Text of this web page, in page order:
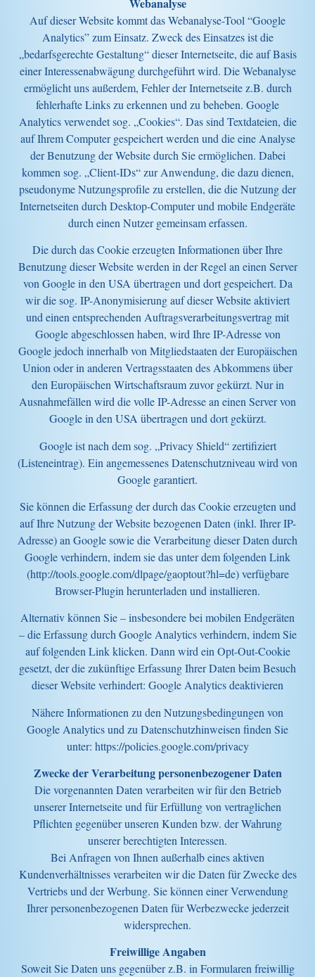
Auf dieser Website kommt das Webanalyse-Tool “Google
Analytics” zum Einsatz. Zweck des Einsatzes ist die
„bedarfsgerechte Gestaltung“ dieser Internetseite, die auf Basis
einer Interessenabwägung durchgeführt wird. Die Webanalyse
ermöglicht uns außerdem, Fehler der Internetseite z.B. durch
fehlerhafte Links zu erkennen und zu beheben. Google
Analytics verwendet sog. „Cookies“. Das sind Textdateien, die
auf Ihrem Computer gespeichert werden und die eine Analyse
der Benutzung der Website durch Sie ermöglichen. Dabei
kommen sog. „Client-IDs“ zur Anwendung, die dazu dienen,
pseudonyme Nutzungsprofile zu erstellen, die die Nutzung der
Internetseiten durch Desktop-Computer und mobile Endgeräte
durch einen Nutzer gemeinsam erfassen.
Die durch das Cookie erzeugten Informationen über Ihre
Benutzung dieser Website werden in der Regel an einen Server
von Google in den USA übertragen und dort gespeichert. Da
wir die sog. IP-Anonymisierung auf dieser Website aktiviert
und einen entsprechenden Auftragsverarbeitungsvertrag mit
Google abgeschlossen haben, wird Ihre IP-Adresse von
Google jedoch innerhalb von Mitgliedstaaten der Europäischen
Union oder in anderen Vertragsstaaten des Abkommens über
den Europäischen Wirtschaftsraum zuvor gekürzt. Nur in
Ausnahmefällen wird die volle IP-Adresse an einen Server von
Google in den USA übertragen und dort gekürzt.
Google ist nach dem sog. „Privacy Shield“ zertifiziert
(Listeneintrag). Ein angemessenes Datenschutzniveau wird von
Google garantiert.
Sie können die Erfassung der durch das Cookie erzeugten und
auf Ihre Nutzung der Website bezogenen Daten (inkl. Ihrer IP-
Adresse) an Google sowie die Verarbeitung dieser Daten durch
Google verhindern, indem sie das unter dem folgenden Link
(http://tools.google.com/dlpage/gaoptout?hl=de) verfügbare
Browser-Plugin herunterladen und installieren.
Alternativ können Sie – insbesondere bei mobilen Endgeräten
– die Erfassung durch Google Analytics verhindern, indem Sie
auf folgenden Link klicken. Dann wird ein Opt-Out-Cookie
gesetzt, der die zukünftige Erfassung Ihrer Daten beim Besuch
dieser Website verhindert: Google Analytics deaktivieren
Nähere Informationen zu den Nutzungsbedingungen von
Google Analytics und zu Datenschutzhinweisen finden Sie
unter: https://policies.google.com/privacy
Zwecke der Verarbeitung personenbezogener Daten
Die vorgenannten Daten verarbeiten wir für den Betrieb
unserer Internetseite und für Erfüllung von vertraglichen
Pflichten gegenüber unseren Kunden bzw. der Wahrung
unserer berechtigten Interessen.
Bei Anfragen von Ihnen außerhalb eines aktiven
Kundenverhältnisses verarbeiten wir die Daten für Zwecke des
Vertriebs und der Werbung. Sie können einer Verwendung
Ihrer personenbezogenen Daten für Werbezwecke jederzeit
widersprechen.
Freiwillige Angaben
Soweit Sie Daten uns gegenüber z.B. in Formularen freiwillig